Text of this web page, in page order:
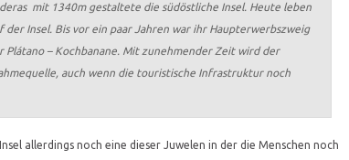
mit 1340m gestaltete die südöstliche Insel. Heute leben
der Insel. Bis vor ein paar Jahren war ihr Haupterwerbszweig
Plátano – Kochbanane. Mit zunehmender Zeit wird der
auch wenn die touristische Infrastruktur noch
allerdings noch eine dieser Juwelen in der die Menschen noch